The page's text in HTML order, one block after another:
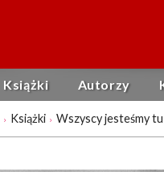
Książki Autorzy
Książki Wszyscy jesteśmy